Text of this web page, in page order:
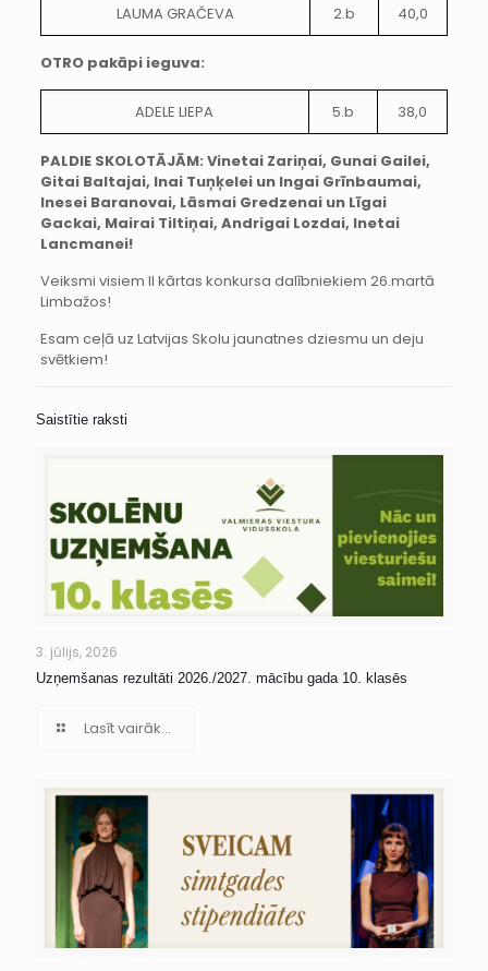
LAUMA GRAČEVA 2.b 40,0
OTRO pakāpi ieguva:
ADELE LIEPA 5.b 38,0
PALDIE SKOLOTĀJĀM: Vinetai Zariņai, Gunai Gailei,
Gitai Baltajai, Inai Tuņķelei un Ingai Grīnbaumai,
Inesei Baranovai, Lāsmai Gredzenai un Līgai
Gackai, Mairai Tiltiņai, Andrigai Lozdai, Inetai
Lancmanei!
Veiksmi visiem II kārtas konkursa dalībniekiem 26.martā
Limbažos!
Esam ceļā uz Latvijas Skolu jaunatnes dziesmu un deju
svētkiem!
Saistītie raksti
3. jūlijs, 2026
Uzņemšanas rezultāti 2026./2027. mācību gada 10. klasēs
Lasīt vairāk...